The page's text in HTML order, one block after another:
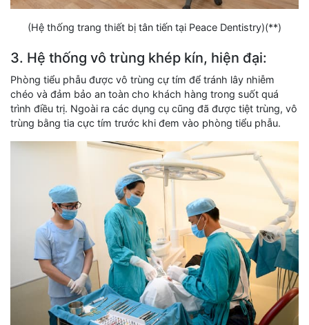
(Hệ thống trang thiết bị tân tiến tại Peace Dentistry)(**)
3. Hệ thống vô trùng khép kín, hiện đại:
Phòng tiểu phẫu được vô trùng cự tím để tránh lây nhiễm
chéo và đảm bảo an toàn cho khách hàng trong suốt quá
trình điều trị. Ngoài ra các dụng cụ cũng đã được tiệt trùng, vô
trùng bằng tia cực tím trước khi đem vào phòng tiểu phẫu.